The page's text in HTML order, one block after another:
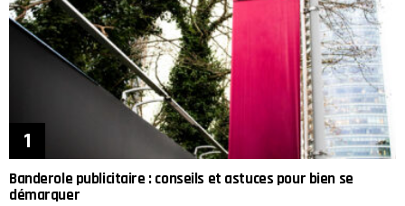
Banderole publicitaire : conseils et astuces pour bien se
démarquer